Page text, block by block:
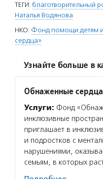
ТЕГИ: благотворительный
Наталья Водянова
НКО: Фонд помощи детям
сердца»
Узнайте больше в
Обнаженные сердца
Услуги: Фонд
инклюзивные
приглашает в
и подростков с
нарушениями,
семьям, в которых